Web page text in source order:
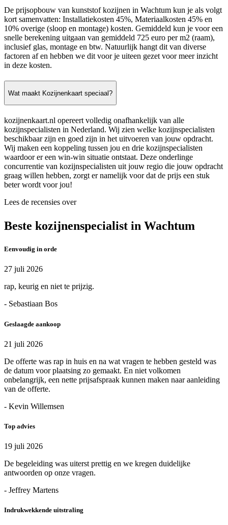
De prijsopbouw van kunststof kozijnen in Wachtum kun je als volgt
kort samenvatten: Installatiekosten 45%, Materiaalkosten 45% en
10% overige (sloop en montage) kosten. Gemiddeld kun je voor een
snelle berekening uitgaan van gemiddeld 725 euro per m2 (raam),
inclusief glas, montage en btw. Natuurlijk hangt dit van diverse
factoren af en hebben we dit voor je uiteen gezet voor meer inzicht
in deze kosten.
Wat maakt Kozijnenkaart speciaal?
kozijnenkaart.nl opereert volledig onafhankelijk van alle
kozijnspecialisten in Nederland. Wij zien welke kozijnspecialisten
beschikbaar zijn en goed zijn in het uitvoeren van jouw opdracht.
Wij maken een koppeling tussen jou en drie kozijnspecialisten
waardoor er een win-win situatie ontstaat. Deze onderlinge
concurrentie van kozijnspecialisten uit jouw regio die jouw opdracht
graag willen hebben, zorgt er namelijk voor dat de prijs een stuk
beter wordt voor jou!
Lees de recensies over
Beste kozijnenspecialist in Wachtum
Eenvoudig in orde
27 juli 2026
rap, keurig en niet te prijzig.
- Sebastiaan Bos
Geslaagde aankoop
21 juli 2026
De offerte was rap in huis en na wat vragen te hebben gesteld was
de datum voor plaatsing zo gemaakt. En niet volkomen
onbelangrijk, een nette prijsafspraak kunnen maken naar aanleiding
van de offerte.
- Kevin Willemsen
Top advies
19 juli 2026
De begeleiding was uiterst prettig en we kregen duidelijke
antwoorden op onze vragen.
- Jeffrey Martens
Indrukwekkende uitstraling